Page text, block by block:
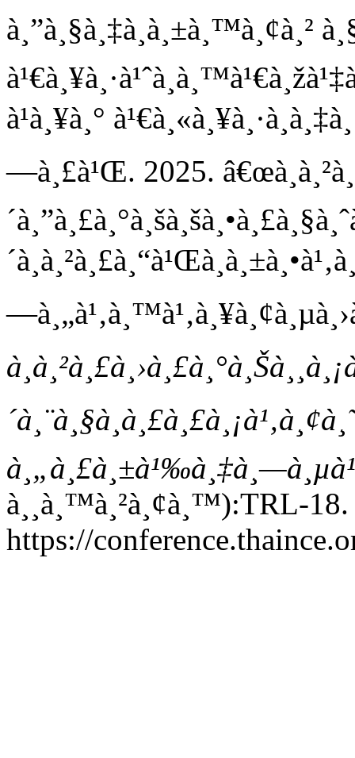
à¸”à¸§à¸‡à¸à¸±à¸™à¸¢à¸²
à¹à¸¥à¸°
—à¸£à¹Œ. 2025.
à¸¸à¸™à¸²à¸¢à¸™):TRL-18.
https://